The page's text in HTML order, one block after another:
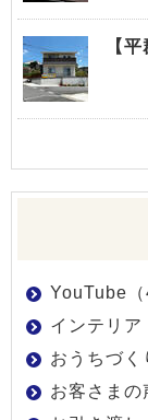
【
YouTube（
インテリア
おうちづく
お客さまの